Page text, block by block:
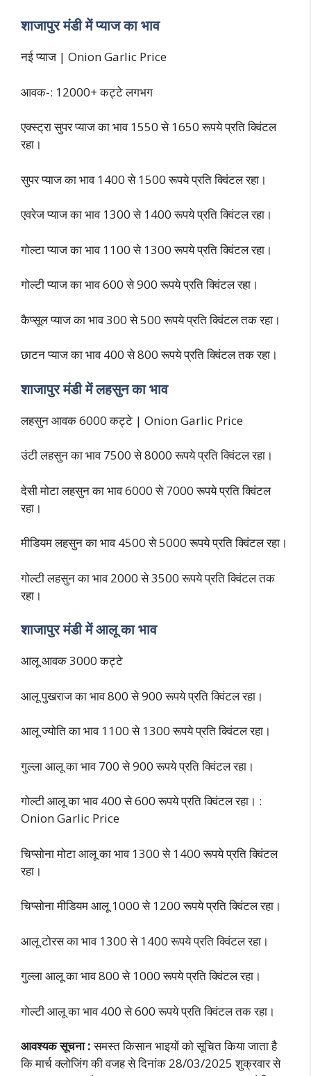
शाजापुर मंडी में प्याज का भाव
नई प्याज | Onion Garlic Price
आवक-: 12000+ कट्टे लगभग
एक्स्ट्रा सुपर प्याज का भाव 1550 से 1650 रूपये प्रति क्विंटल
रहा।
सुपर प्याज का भाव 1400 से 1500 रूपये प्रति क्विंटल रहा।
एवरेज प्याज का भाव 1300 से 1400 रूपये प्रति क्विंटल रहा।
गोल्टा प्याज का भाव 1100 से 1300 रूपये प्रति क्विंटल रहा।
गोल्टी प्याज का भाव 600 से 900 रूपये प्रति क्विंटल रहा।
कैप्सूल प्याज का भाव 300 से 500 रूपये प्रति क्विंटल तक रहा।
छाटन प्याज का भाव 400 से 800 रूपये प्रति क्विंटल तक रहा।
शाजापुर मंडी में लहसुन का भाव
लहसुन आवक 6000 कट्टे | Onion Garlic Price
उंटी लहसुन का भाव 7500 से 8000 रूपये प्रति क्विंटल रहा।
देसी मोटा लहसुन का भाव 6000 से 7000 रूपये प्रति क्विंटल
रहा।
मीडियम लहसुन का भाव 4500 से 5000 रूपये प्रति क्विंटल रहा।
गोल्टी लहसुन का भाव 2000 से 3500 रूपये प्रति क्विंटल तक
रहा।
शाजापुर मंडी में आलू का भाव
आलू आवक 3000 कट्टे
आलू पुखराज का भाव 800 से 900 रूपये प्रति क्विंटल रहा।
आलू ज्योति का भाव 1100 से 1300 रूपये प्रति क्विंटल रहा।
गुल्ला आलू का भाव 700 से 900 रूपये प्रति क्विंटल रहा।
गोल्टी आलू का भाव 400 से 600 रूपये प्रति क्विंटल रहा। :
Onion Garlic Price
चिप्सोना मोटा आलू का भाव 1300 से 1400 रूपये प्रति क्विंटल
रहा।
चिप्सोना मीडियम आलू 1000 से 1200 रूपये प्रति क्विंटल रहा।
आलू टोरस का भाव 1300 से 1400 रूपये प्रति क्विंटल रहा।
गुल्ला आलू का भाव 800 से 1000 रूपये प्रति क्विंटल रहा।
गोल्टी आलू का भाव 400 से 600 रूपये प्रति क्विंटल तक रहा।
आवश्यक सूचना :समस्त किसान भाइयों को सूचित किया जाता है
कि मार्च क्लोजिंग की वजह से दिनांक 28/03/2025 शुक्रवार से